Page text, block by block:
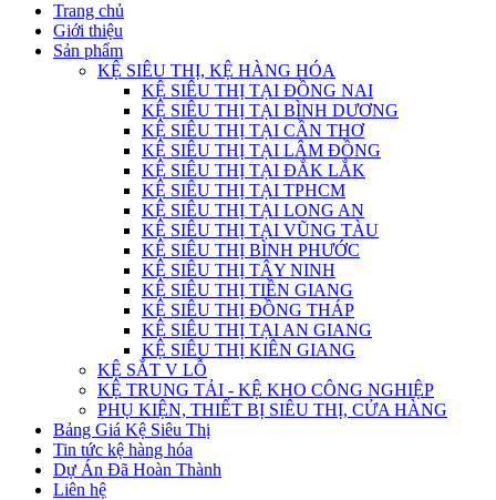
Trang chủ
Giới thiệu
Sản phẩm
KỆ SIÊU THỊ, KỆ HÀNG HÓA
KỆ SIÊU THỊ TẠI ĐỒNG NAI
KỆ SIÊU THỊ TẠI BÌNH DƯƠNG
KỆ SIÊU THỊ TẠI CẦN THƠ
KỆ SIÊU THỊ TẠI LÂM ĐỒNG
KỆ SIÊU THỊ TẠI ĐẮK LẮK
KỆ SIÊU THỊ TẠI TPHCM
KỆ SIÊU THỊ TẠI LONG AN
KỆ SIÊU THỊ TẠI VŨNG TÀU
KỆ SIÊU THỊ BÌNH PHƯỚC
KỆ SIÊU THỊ TÂY NINH
KỆ SIÊU THỊ TIỀN GIANG
KỆ SIÊU THỊ ĐỒNG THÁP
KỆ SIÊU THỊ TẠI AN GIANG
KỆ SIÊU THỊ KIÊN GIANG
KỆ SẮT V LỖ
KỆ TRUNG TẢI - KỆ KHO CÔNG NGHIỆP
PHỤ KIỆN, THIẾT BỊ SIÊU THỊ, CỬA HÀNG
Bảng Giá Kệ Siêu Thị
Tin tức kệ hàng hóa
Dự Án Đã Hoàn Thành
Liên hệ